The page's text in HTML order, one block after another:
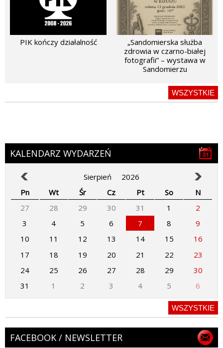
PIK kończy działalność
„Sandomierska służba
zdrowia w czarno-białej
fotografii” – wystawa w
Sandomierzu
WSZYSTKIE
KALENDARZ WYDARZEŃ
Sierpień
2026
Pn
Wt Śr Cz Pt So
N
27
28 29 30 31 1
2
3
4 5 6 7 8
9
10
11 12 13 14 15
16
17
18 19 20 21 22
23
24
25 26 27 28 29
30
31
1 2 3 4 5 6
WSZYSTKIE
FACEBOOK / NEWSLETTER